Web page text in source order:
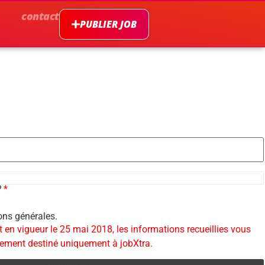
contact
PUBLIER JOB
générales.
en vigueur le 25 mai 2018, les informations recueillies vous
destiné uniquement à jobXtra.